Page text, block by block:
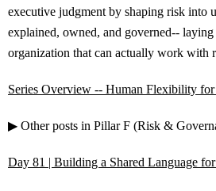
executive judgment by shaping risk into
explained, owned, and governed--
organization that can actually work with
Series Overview -- Human Flexibility
▶ Other posts in Pillar F (Risk &
Day 81 | Building a Shared Language